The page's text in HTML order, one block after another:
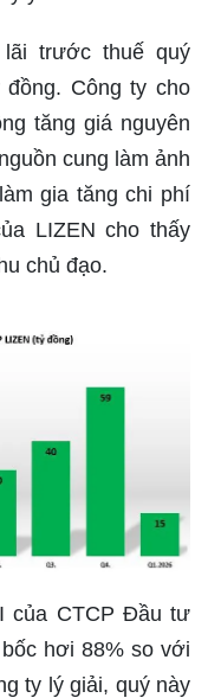
lãi trước thuế quý
đồng. Công ty cho
tăng giá nguyên
cung làm ảnh
gia tăng chi phí
LIZEN cho thấy
chủ đạo.
của CTCP Đầu tư
hơi 88% so với
ty lý giải, quý này